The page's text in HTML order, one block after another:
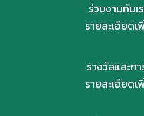
ร่วมงานกับเ
รายละเอียดเ
รางวัลและก
รายละเอียดเ